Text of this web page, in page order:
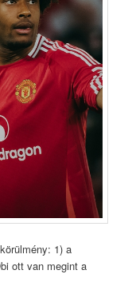
1) a
ott van megint a